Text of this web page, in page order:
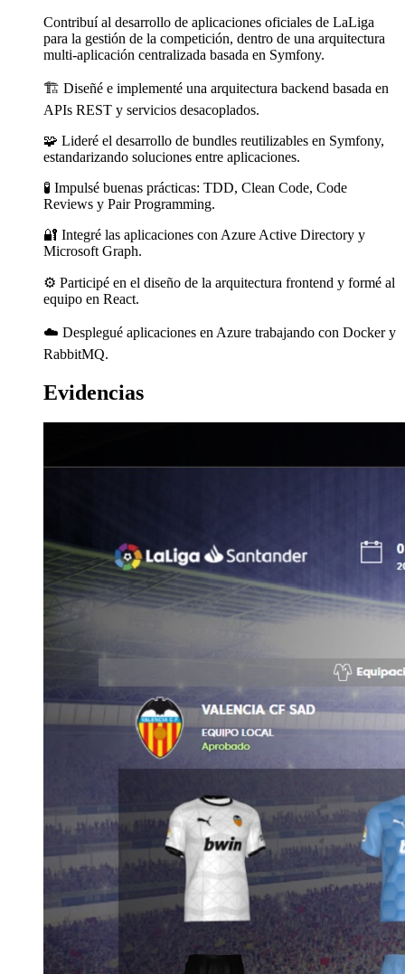
Contribuí al desarrollo de aplicaciones oficiales de LaLiga
para la gestión de la competición, dentro de una arquitectura
multi-aplicación centralizada basada en Symfony.
🏗️ Diseñé e implementé una arquitectura backend basada en
APIs REST y servicios desacoplados.
🧩 Lideré el desarrollo de bundles reutilizables en Symfony,
estandarizando soluciones entre aplicaciones.
🧪 Impulsé buenas prácticas: TDD, Clean Code, Code
Reviews y Pair Programming.
🔐 Integré las aplicaciones con Azure Active Directory y
Microsoft Graph.
⚙️ Participé en el diseño de la arquitectura frontend y formé al
equipo en React.
☁️ Desplegué aplicaciones en Azure trabajando con Docker y
RabbitMQ.
Evidencias